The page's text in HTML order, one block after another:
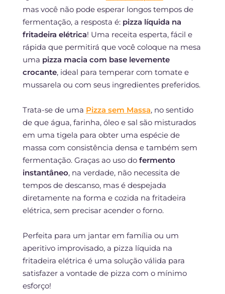
mas você não pode esperar longos tempos de
fermentação, a resposta é: pizza líquida na
fritadeira elétrica! Uma receita esperta, fácil e
rápida que permitirá que você coloque na mesa
uma pizza macia com base levemente
crocante, ideal para temperar com tomate e
mussarela ou com seus ingredientes preferidos.
Trata-se de uma Pizza sem Massa, no sentido
de que água, farinha, óleo e sal são misturados
em uma tigela para obter uma espécie de
massa com consistência densa e também sem
fermentação. Graças ao uso do fermento
instantâneo, na verdade, não necessita de
tempos de descanso, mas é despejada
diretamente na forma e cozida na fritadeira
elétrica, sem precisar acender o forno.
Perfeita para um jantar em família ou um
aperitivo improvisado, a pizza líquida na
fritadeira elétrica é uma solução válida para
satisfazer a vontade de pizza com o mínimo
esforço!